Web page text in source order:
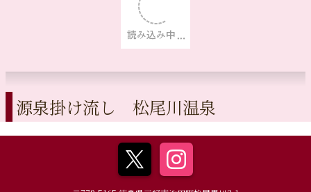
源泉掛け流し 松尾川温泉